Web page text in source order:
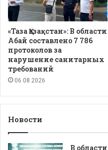
«Таза Қазақстан»: В области
Абай составлено 7 786
протоколов за
нарушение санитарных
требований
06.08.2026
Новости
В